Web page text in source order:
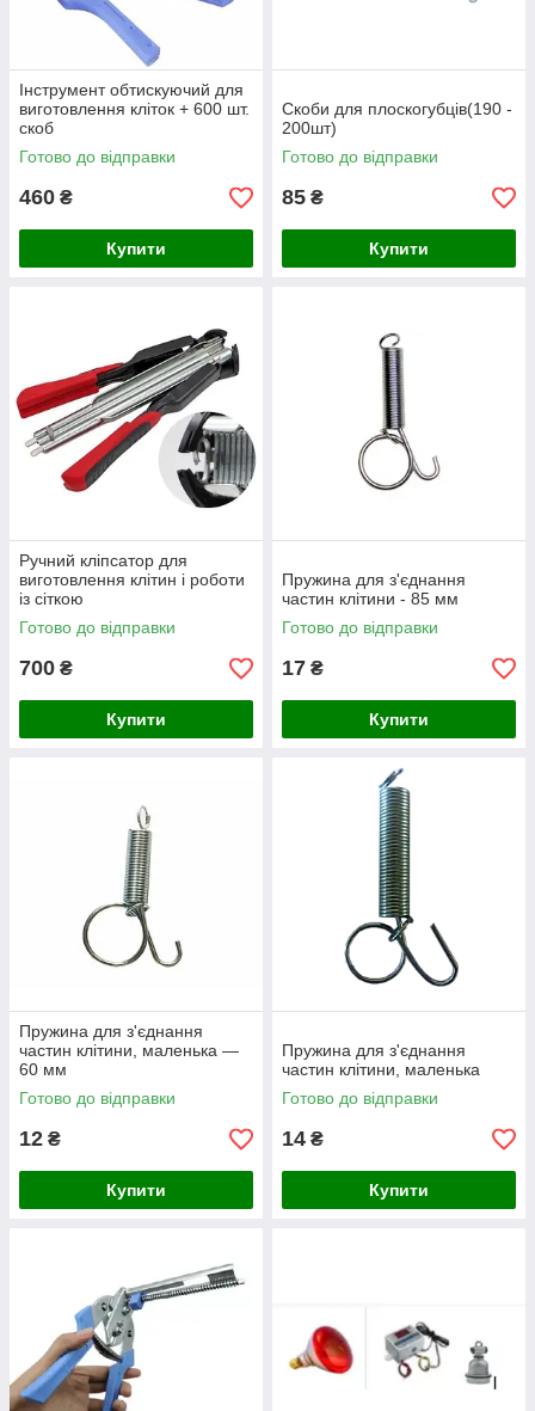
Інструмент обтискуючий для
виготовлення кліток + 600 шт.
скоб
Готово до відправки
460 ₴
Купити
Скоби для плоскогубців(190 -
200шт)
Готово до відправки
85 ₴
Купити
Ручний кліпсатор для
виготовлення клітин і роботи
із сіткою
Готово до відправки
700 ₴
Купити
Пружина для з'єднання
частин клітини - 85 мм
Готово до відправки
17 ₴
Купити
Пружина для з'єднання
частин клітини, маленька —
60 мм
Готово до відправки
12 ₴
Купити
Пружина для з'єднання
частин клітини, маленька
Готово до відправки
14 ₴
Купити